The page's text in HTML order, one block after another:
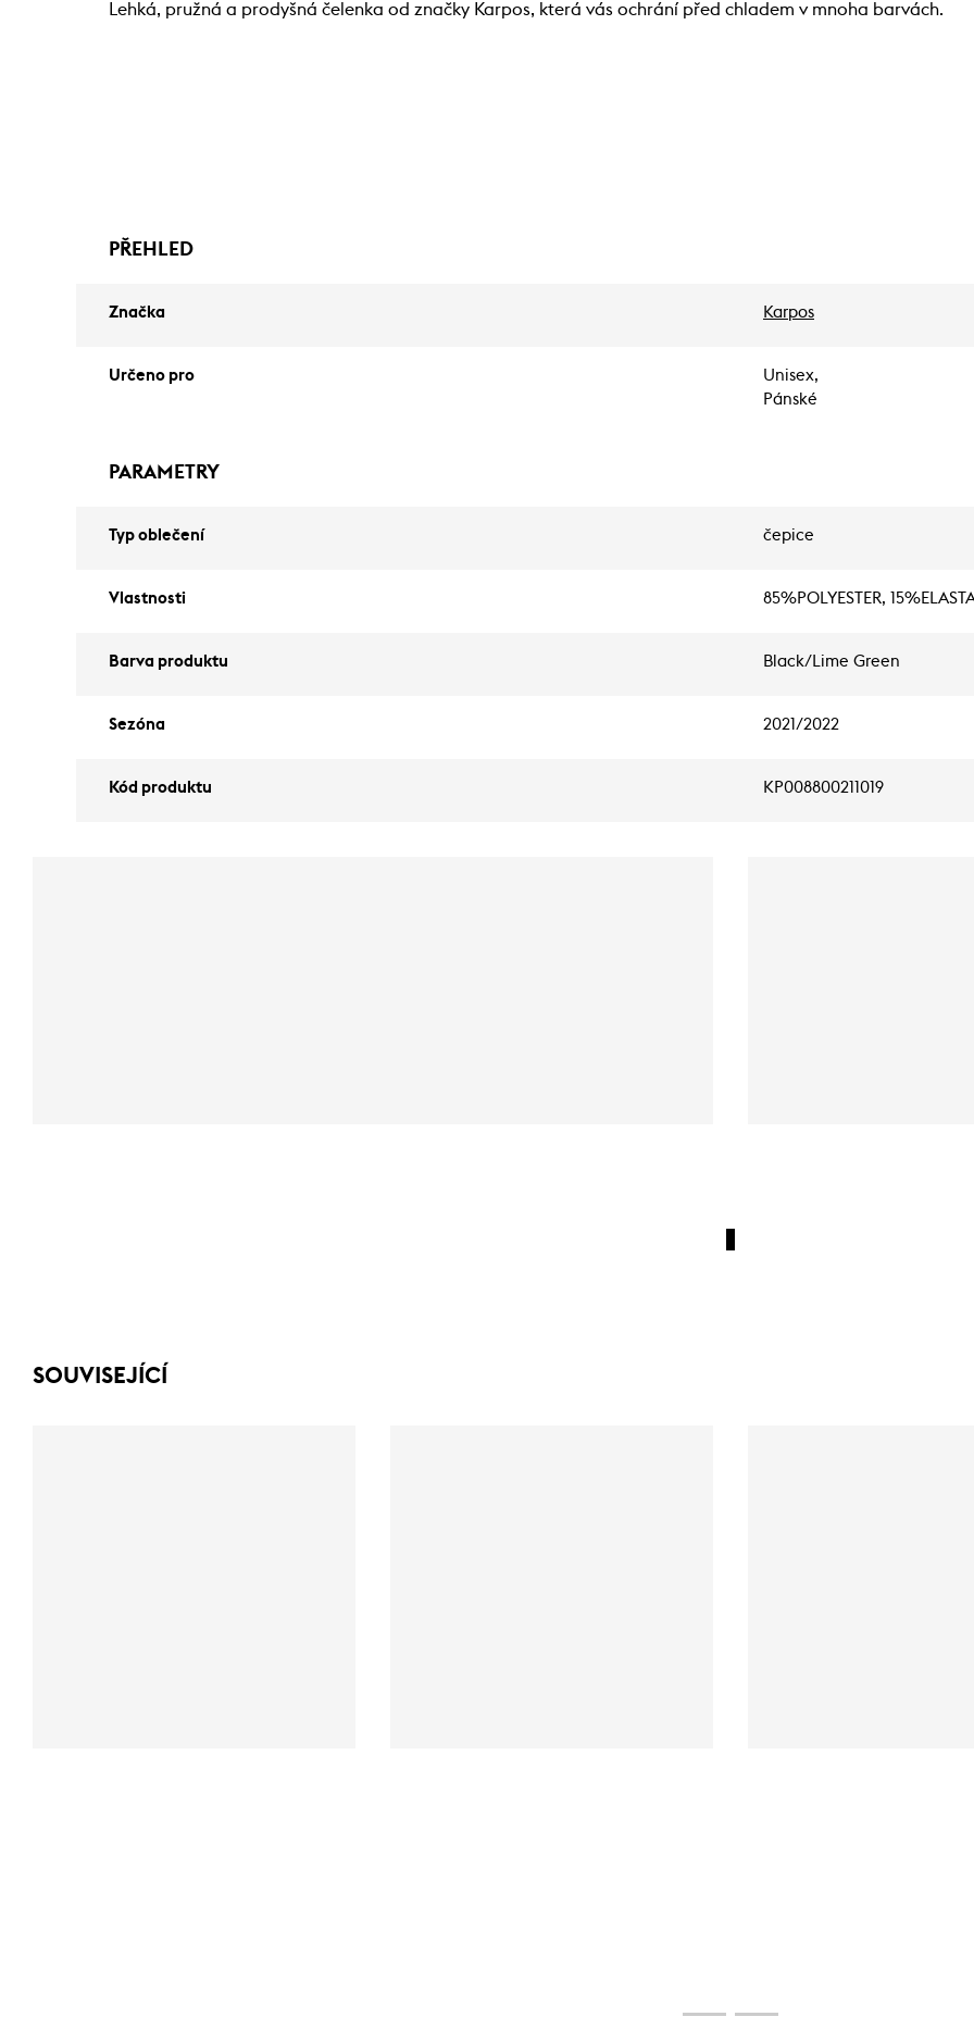
Lehká, pružná a prodyšná čelenka od značky Karpos, která vás ochrání před chladem v mnoha barvách.
PŘEHLED
Značka Karpos
Určeno pro
Unisex,
Pánské
PARAMETRY
Typ oblečení čepice
Vlastnosti 85%POLYESTER,
Barva produktu Black/Lime Green
Sezóna 2021/2022
Kód produktu KP008800211019
SOUVISEJÍCÍ